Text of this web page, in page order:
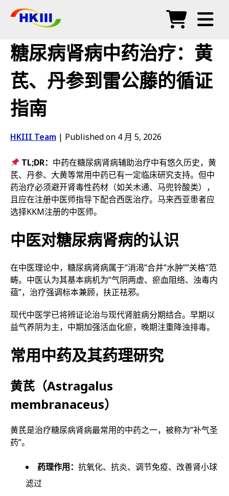
常见问题
博客
商店
糖尿病肾病中药治疗：黄
芪、丹参到雷公藤的循证
指南
HKIII Team | Published on 4 月 5, 2026
TL;DR： 中药在糖尿病肾病辅助治疗中有悠久历史，黄
芪、丹参、大黄等常用中药已有一定临床研究支持。但中
药治疗必须避开肾毒性药材（如关木通、马兜铃酸类），
且应在注册中医师指导下配合西医治疗。马来西亚患者应
选择KKM注册的中医师。
中医对糖尿病肾病的认识
在中医理论中，糖尿病肾病属于”消渴”合并”水肿””关格”范
畴。中医认为其基本病机为”气阴两虚、瘀血阻络、浊毒内
蕴”，治疗强调标本兼顾，扶正祛邪。
现代中医学已将辨证论治与现代肾脏病分期结合。早期以
益气养阴为主，中期加强活血化瘀，晚期注重降浊排毒。
常用中药及其药理研究
黄芪（Astragalus
membranaceus）
黄芪是治疗糖尿病肾病最常用的中药之一，被称为”补气圣
药”。
药理作用： 抗氧化、抗炎、调节免疫、改善肾小球
滤过